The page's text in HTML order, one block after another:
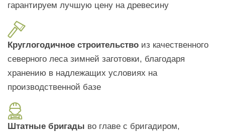
гарантируем лучшую цену на древесину
Круглогодичное строительство из качественного
северного леса зимней заготовки, благодаря
хранению в надлежащих условиях на
производственной базе
Штатные бригады во главе с бригадиром,